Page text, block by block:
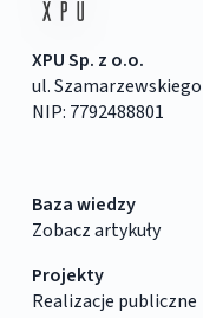
XPU Sp. z o.o.
ul.
NIP: 7792488801
Baza wiedzy
Zobacz artykuły
Projekty
Realizacje publiczne